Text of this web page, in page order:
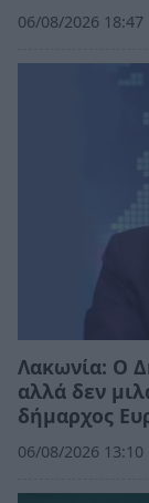
06/08/2026 18:47
Λακωνία: Ο
αλλά δεν
δήμαρχος
06/08/2026 13:10